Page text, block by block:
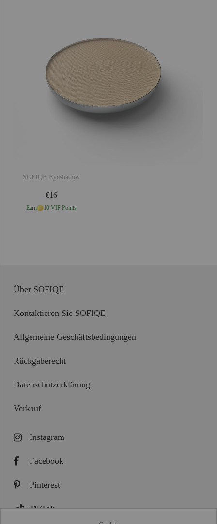
SOFIQE Eyeshadow
€16
Earn 10 VIP Points
Über SOFIQE
Kontaktieren Sie SOFIQE
Allgemeine Geschäftsbedingungen
Rückgaberecht
Datenschutzerklärung
Verkauf
Instagram
Facebook
Pinterest
TikTok